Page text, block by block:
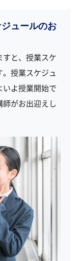
ュールのお
と、授業スケ
授業スケジュ
よ授業開始で
がお出迎えし